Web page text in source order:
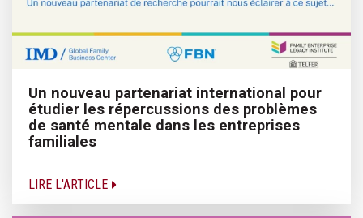
Un nouveau partenariat international pour
étudier les répercussions des problèmes
de santé mentale dans les entreprises
familiales
LIRE L'ARTICLE